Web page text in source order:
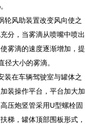
轮风助装置改变风向使之
分，当雾滴从喷嘴中喷出
雾滴的速度逐渐增加，提
大小的雾滴。
装在车辆驾驶室与罐体之
装操作平台，平台加大加
压炮竖管采用U型螺栓固
梯，罐体顶部围板形式，